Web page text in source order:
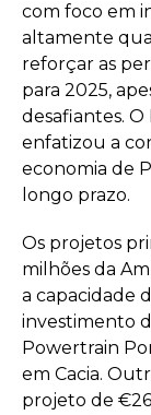
com foco em
altamente
reforçar as
para 2025,
desafiantes. O
enfatizou a
economia de
longo prazo.
Os projetos
milhões da
a capacidade
investimento
Powertrain
em Cacia.
projeto de